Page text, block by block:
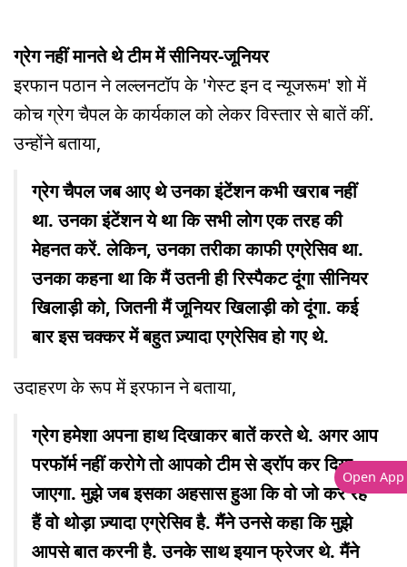
ग्रेग नहीं मानते थे टीम में सीनियर-जूनियर
इरफान पठान ने लल्लनटॉप के 'गेस्ट इन द न्यूजरूम' शो में
कोच ग्रेग चैपल के कार्यकाल को लेकर विस्तार से बातें कीं.
उन्होंने बताया,
ग्रेग चैपल जब आए थे उनका इंटेंशन कभी खराब नहीं
था. उनका इंटेंशन ये था कि सभी लोग एक तरह की
मेहनत करें. लेकिन, उनका तरीका काफी एग्रेसिव था.
उनका कहना था कि मैं उतनी ही र‍िस्पैकट दूंगा सीनियर
ख‍िलाड़ी को, जितनी मैं जूनियर ख‍िलाड़ी को दूंगा. कई
बार इस चक्कर में बहुत ज़्यादा एग्रेसिव हो गए थे.
उदाहरण के रूप में इरफान ने बताया,
ग्रेग हमेशा अपना हाथ दिखाकर बातें करते थे. अगर आप
परफॉर्म नहीं करोगे तो आपको टीम से ड्रॉप कर दिया
जाएगा. मुझे जब इसका अहसास हुआ कि वो जो कर रहे
हैं वो थोड़ा ज़्यादा एग्रेसिव है. मैंने उनसे कहा कि मुझे
आपसे बात करनी है. उनके साथ इयान फ्रेजर थे. मैंने
Open App